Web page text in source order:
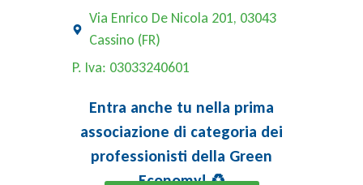
Via Enrico De Nicola 201, 03043
Cassino (FR)
P. Iva: 03033240601
Entra anche tu nella prima
associazione di categoria dei
professionisti della Green
Economy! ♻️